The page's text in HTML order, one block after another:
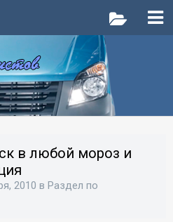
в любой мороз и
2010 в Раздел по